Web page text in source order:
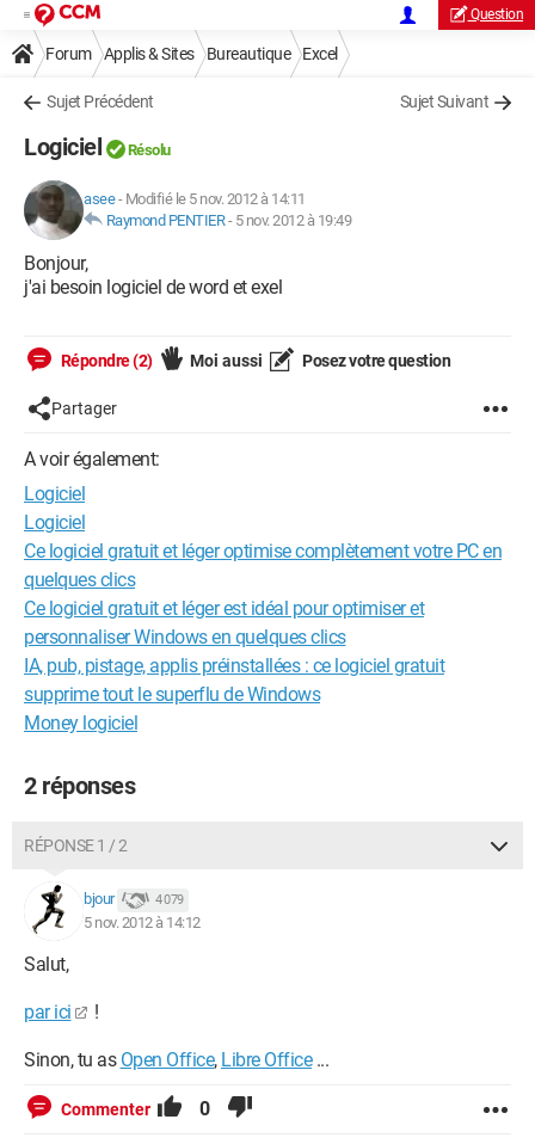
Question
Forum Applis & Sites Bureautique Excel
Sujet Précédent Sujet Suivant
Logiciel Résolu
asee- Modifié le 5 nov. 2012 à 14:11
Raymond PENTIER- 5 nov. 2012 à 19:49
Bonjour,
j'ai besoin logiciel de word et exel
Répondre (2) Moi aussi Posez votre question
Partager
A voir également:
Logiciel
Logiciel
Ce logiciel gratuit et léger optimise complètement votre PC en
quelques clics
Ce logiciel gratuit et léger est idéal pour optimiser et
personnaliser Windows en quelques clics
IA, pub, pistage, applis préinstallées : ce logiciel gratuit
supprime tout le superflu de Windows
Money logiciel
2 réponses
RÉPONSE 1 / 2
bjour 4 079
5 nov. 2012 à 14:12
Salut,
par ici !
Sinon, tu as Open Office, Libre Office...
Commenter 0